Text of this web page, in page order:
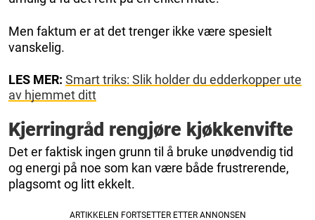
Men faktum er at det trenger ikke være spesielt
vanskelig.
LES MER: Smart triks: Slik holder du edderkopper ute
av hjemmet ditt
Kjerringråd rengjøre kjøkkenvifte
Det er faktisk ingen grunn til å bruke unødvendig tid
og energi på noe som kan være både frustrerende,
plagsomt og litt ekkelt.